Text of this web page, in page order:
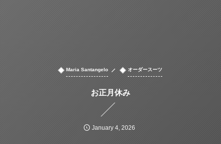
Maria Santangelo オーダースーツ
お正月休み
January 4,2026